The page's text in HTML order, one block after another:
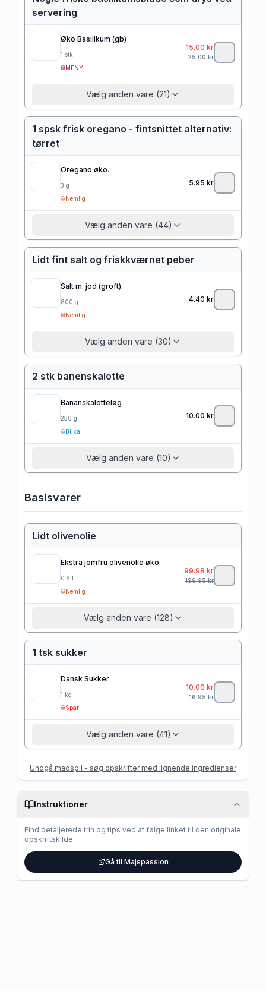
servering
Øko Basilikum (gb)
1 stk
MENY
15.00 kr
25.00kr
Vælg anden vare (21)
1 spsk frisk oregano - fintsnittet alternativ:
tørret
Oregano øko.
3 g
Nemlig
5.95 kr
Vælg anden vare (44)
Lidt fint salt og friskkværnet peber
Salt m. jod (groft)
800 g
Nemlig
4.40 kr
Vælg anden vare (30)
2 stk banenskalotte
Bananskalotteløg
250 g
Bilka
10.00 kr
Vælg anden vare (10)
Basisvarer
Lidt olivenolie
Ekstra jomfru olivenolie øko.
0.5 l
Nemlig
99.98 kr
199.95kr
Vælg anden vare (128)
1 tsk sukker
Dansk Sukker
1 kg
Spar
10.00 kr
16.95kr
Vælg anden vare (41)
Undgå madspil - søg opskrifter med lignende ingredienser
Instruktioner
Find detaljerede trin og tips ved at følge linket til den originale
opskriftskilde.
Gå til Majspassion